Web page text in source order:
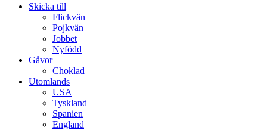
Skicka till
Flickvän
Pojkvän
Jobbet
Nyfödd
Gåvor
Choklad
Utomlands
USA
Tyskland
Spanien
England